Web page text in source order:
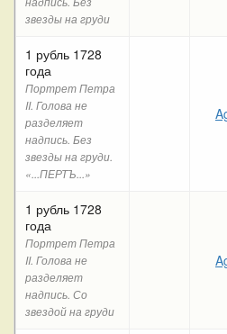
звезды на груди
1 рубль 1728
года
Портрет Петра
II. Голова не
разделяет
надпись. Без
звезды на груди.
«...ПЕРТЪ...»
1 рубль 1728
года
Портрет Петра
II. Голова не
разделяет
надпись. Со
звездой на груди